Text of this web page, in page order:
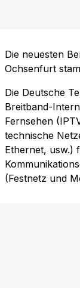
Die neuesten
Ochsenfurt
Die Deutsche
Breitband-
Fernsehen
technische
Ethernet, usw.)
(Festnetz und